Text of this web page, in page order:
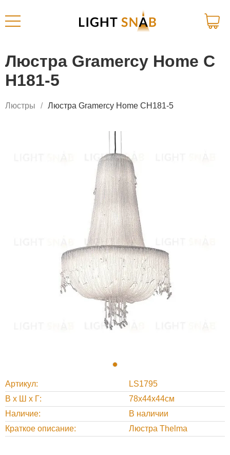
Люстра Gramercy Home C
H181-5
Люстры Люстра Gramercy Home CH181-5
Артикул
LS1795
В х Ш х Г
78x44x44см
Наличие
В наличии
Краткое описание
Люстра Thelma